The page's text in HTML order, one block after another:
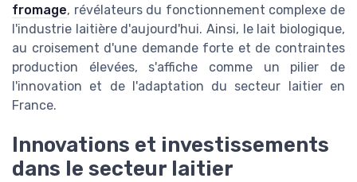
fromage, révélateurs du fonctionnement complexe de
l'industrie laitière d'aujourd'hui. Ainsi, le lait biologique,
au croisement d'une demande forte et de contraintes
production élevées, s'affiche comme un pilier de
l'innovation et de l'adaptation du secteur laitier en
France.
Innovations et investissements
dans le secteur laitier